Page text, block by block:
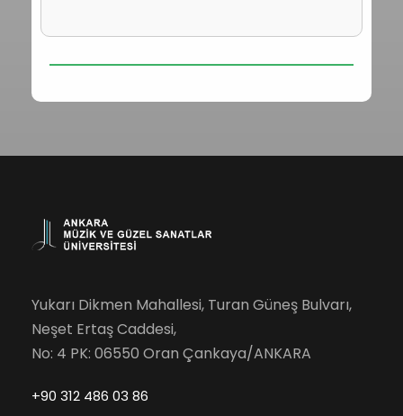
Yukarı Dikmen Mahallesi, Turan Güneş Bulvarı,
Neşet Ertaş Caddesi,
No: 4 PK: 06550 Oran Çankaya/ANKARA
+90 312 486 03 86